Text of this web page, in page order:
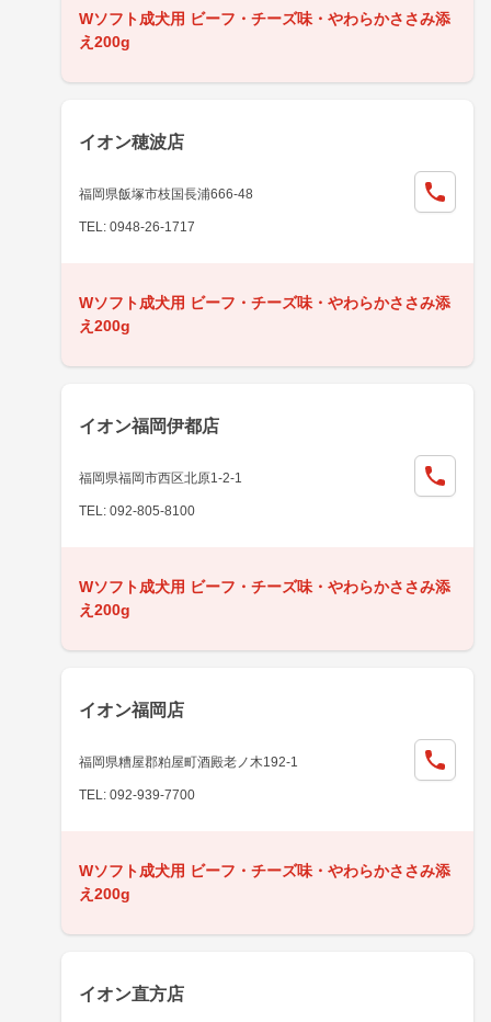
Wソフト成犬用 ビーフ・チーズ味・やわらかささみ添
え200g
イオン穂波店
福岡県飯塚市枝国長浦666-48
TEL: 0948-26-1717
Wソフト成犬用 ビーフ・チーズ味・やわらかささみ添
え200g
イオン福岡伊都店
福岡県福岡市西区北原1-2-1
TEL: 092-805-8100
Wソフト成犬用 ビーフ・チーズ味・やわらかささみ添
え200g
イオン福岡店
福岡県糟屋郡粕屋町酒殿老ノ木192-1
TEL: 092-939-7700
Wソフト成犬用 ビーフ・チーズ味・やわらかささみ添
え200g
イオン直方店